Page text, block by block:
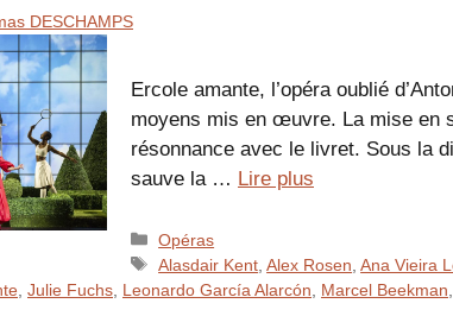
DESCHAMPS
Ercole amante, l’opéra oublié
moyens mis en œuvre. La mise en
résonnance avec le livret. Sous la
sauve la … Lire plus
Catégories
Opéras
Étiquettes
Alasdair Kent ,Alex Rosen ,Ana Vieira
Julie Fuchs Leonardo García Alarcón Marcel Beekman